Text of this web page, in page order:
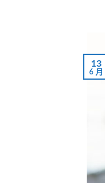
13
6 月